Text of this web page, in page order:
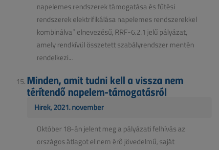
napelemes rendszerek támogatása és fűtési
rendszerek elektrifikálása napelemes rendszerekkel
kombinálva” elnevezésű, RRF-6.2.1 jelű pályázat,
amely rendkívül összetett szabályrendszer mentén
rendelkezi...
Minden, amit tudni kell a vissza nem
térítendő napelem-támogatásról
Hírek, 2021. november
Október 18-án jelent meg a pályázati felhívás az
országos átlagot el nem érő jövedelmű, saját